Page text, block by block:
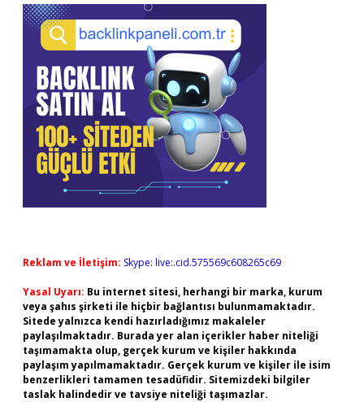
Reklam ve İletişim: Skype: live:.cid.575569c608265c69
Yasal Uyarı: Bu internet sitesi, herhangi bir marka, kurum
veya şahıs şirketi ile hiçbir bağlantısı bulunmamaktadır.
Sitede yalnızca kendi hazırladığımız makaleler
paylaşılmaktadır. Burada yer alan içerikler haber niteliği
taşımamakta olup, gerçek kurum ve kişiler hakkında
paylaşım yapılmamaktadır. Gerçek kurum ve kişiler ile isim
benzerlikleri tamamen tesadüfidir. Sitemizdeki bilgiler
taslak halindedir ve tavsiye niteliği taşımazlar.